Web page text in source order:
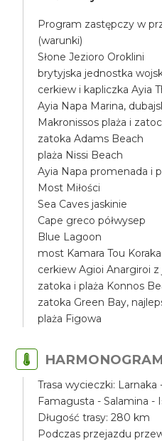
Program zastępczy w
(warunki)
Słone Jezioro Oroklini
brytyjska jednostka
cerkiew i kapliczka Ayia
Ayia Napa Marina,
Makronissos plaża i
zatoka Adams Beach
plaża Nissi Beach
Ayia Napa promenada i
Most Miłości
Sea Caves jaskinie
Cape greco półwysep
Blue Lagoon
most Kamara Tou Koraka
cerkiew Agioi Anargiroi
zatoka i plaża Konnos
zatoka Green Bay,
plaża Figowa
Trasa wycieczki: Larnaka
Famagusta - Salamina -
Długość trasy: 280 km
Podczas przejazdu